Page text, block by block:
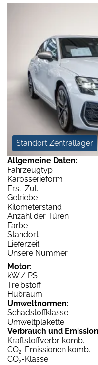
Standort Zentrallager
Allgemeine Daten:
Fahrzeugtyp
Karosserieform
Erst-Zul.
Getriebe
Kilometerstand
Anzahl der Türen
Farbe
Standort
Lieferzeit
Unsere Nummer
Motor:
kW / PS
Treibstoff
Hubraum
Umweltnormen:
Schadstoffklasse
Umweltplakette
Verbrauch und
Kraftstoffverbr. komb.
CO2-Emissionen komb.
CO2-Klasse